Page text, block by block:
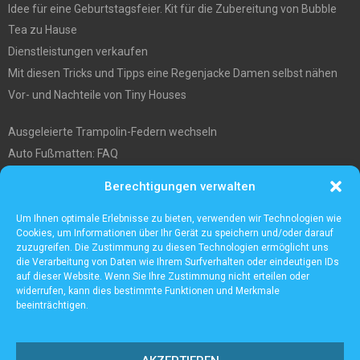
Berechtigungen verwalten
Um Ihnen optimale Erlebnisse zu bieten, verwenden wir Technologien wie
Cookies, um Informationen über Ihr Gerät zu speichern und/oder darauf
zuzugreifen. Die Zustimmung zu diesen Technologien ermöglicht uns
die Verarbeitung von Daten wie Ihrem Surfverhalten oder eindeutigen IDs
auf dieser Website. Wenn Sie Ihre Zustimmung nicht erteilen oder
widerrufen, kann dies bestimmte Funktionen und Merkmale
beeinträchtigen.
Idee für eine Geburtstagsfeier. Kit für die Zubereitung von Bubble
Tea zu Hause
Dienstleistungen verkaufen
Mit diesen Tricks und Tipps eine Regenjacke Damen selbst nähen
Vor- und Nachteile von Tiny Houses
Ausgeleierte Trampolin-Federn wechseln
Auto Fußmatten: FAQ
Was Sie über die Außenlagerung von Waren und Produkten wissen
müssen